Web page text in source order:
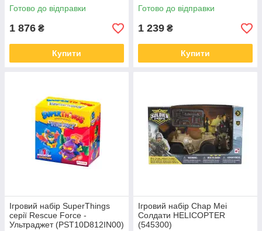
Готово до відправки
1 876 ₴
Купити
Готово до відправки
1 239 ₴
Купити
Ігровий набір SuperThings
серії Rescue Force -
Ультраджет (PST10D812IN00)
Ігровий набір Chap Mei
Солдати HELICOPTER
(545300)